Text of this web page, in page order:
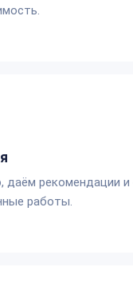
даём рекомендации
работы.